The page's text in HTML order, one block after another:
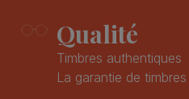
Qualité
Timbres authentiques
La garantie de